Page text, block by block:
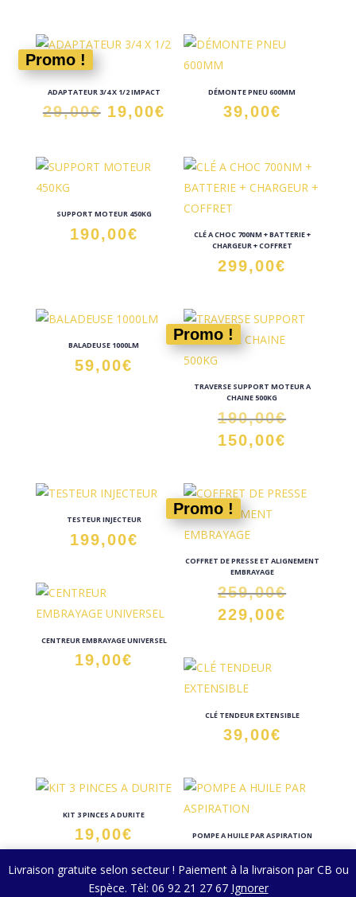
Livraison gratuite selon secteur ! Paiement à la livraison par CB ou
Espèce. Tèl: 06 92 21 27 67 Ignorer
était :
actuel
est :
39,00€.
était :
Promo !
ADAPTATEUR 3/4 X 1/2 IMPACT
29,00€ Le
était :
19,00€
est :
19,00€.
DÉMONTE PNEU 600MM
39,00€
SUPPORT MOTEUR 450KG
190,00€
CLÉ A CHOC 700NM + BATTERIE +
CHARGEUR + COFFRET
299,00€
BALADEUSE 1000LM
59,00€
Promo !
TRAVERSE SUPPORT MOTEUR A
CHAINE 500KG
190,00€Le
150,00€
est :
TESTEUR INJECTEUR
199,00€
Promo !
COFFRET DE PRESSE ET ALIGNEMENT
EMBRAYAGE
259,00€Le
229,00€
CENTREUR EMBRAYAGE UNIVERSEL
19,00€
CLÉ TENDEUR EXTENSIBLE
39,00€
KIT 3 PINCES A DURITE
19,00€ POMPE A HUILE PAR ASPIRATION
59,00€